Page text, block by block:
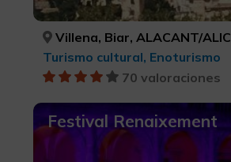
Villena, Biar, ALACANT/ALICANTE,
Turismo cultural, Enoturismo
70 valoraciones
Festival Renaixement